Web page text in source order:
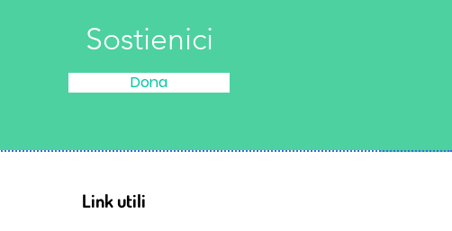
Sostienici
Dona
Link utili